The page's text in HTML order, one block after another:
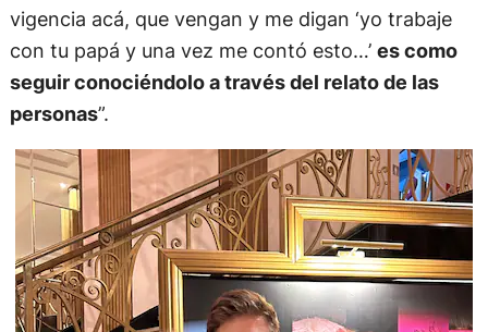
vigencia acá, que vengan y me digan ‘yo trabaje
con tu papá y una vez me contó esto…’ es como
seguir conociéndolo a través del relato de las
personas”.